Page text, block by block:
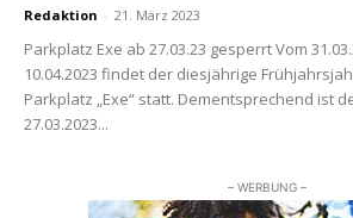
Redaktion - 21. März 2023
Parkplatz Exe ab 27.03.23 gesperrt Vom
10.04.2023 findet der diesjährige
Parkplatz „Exe“ statt. Dementsprechend ist
27.03.2023...
– WERBUNG –